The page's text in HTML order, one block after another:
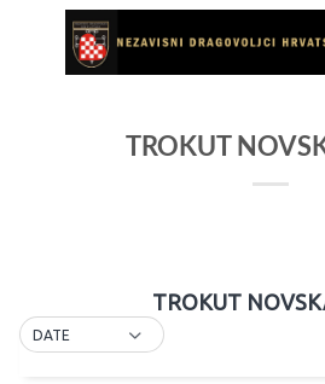
TROKUT
TROKUT
DATE